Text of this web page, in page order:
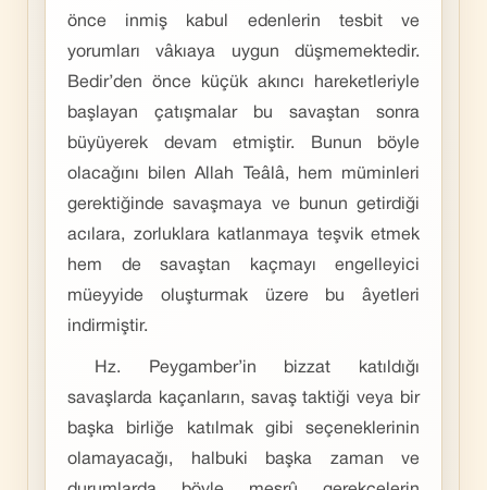
önce inmiş kabul edenlerin tesbit ve
yorumları vâkıaya uygun düşmemektedir.
Bedir’den önce küçük akıncı hareketleriyle
başlayan çatışmalar bu savaştan sonra
büyüyerek devam etmiştir. Bunun böyle
olacağını bilen Allah Teâlâ, hem müminleri
gerektiğinde savaşmaya ve bunun getirdiği
acılara, zorluklara katlanmaya teşvik etmek
hem de savaştan kaçmayı engelleyici
müeyyide oluşturmak üzere bu âyetleri
indirmiştir.
Hz. Peygamber’in bizzat katıldığı
savaşlarda kaçanların, savaş taktiği veya bir
başka birliğe katılmak gibi seçeneklerinin
olamayacağı, halbuki başka zaman ve